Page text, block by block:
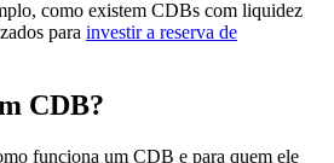
como existem CDBs com liquidez
para investir a reserva de
CDB?
funciona um CDB e para quem ele